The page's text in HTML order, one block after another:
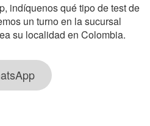
indíquenos qué tipo de test de
un turno en la sucursal
su localidad en Colombia.